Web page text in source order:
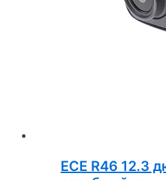
ECE R46 12.3